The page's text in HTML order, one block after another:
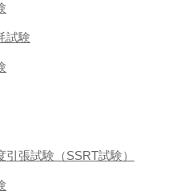
試験
引張試験（SSRT試験）